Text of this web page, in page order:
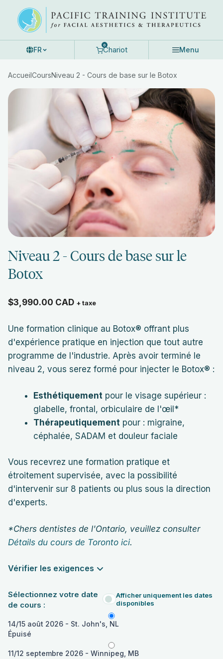
content
FR
0
Chariot Menu
AccueilCoursNiveau 2 - Cours de base sur le Botox
Niveau 2 - Cours de base sur le
Botox
$3,990.00 CAD + taxe
Une formation clinique au Botox® offrant plus
d'expérience pratique en injection que tout autre
programme de l'industrie. Après avoir terminé le
niveau 2, vous serez formé pour injecter le Botox® :
Esthétiquement pour le visage supérieur :
glabelle, frontal, orbiculaire de l'œil*
Thérapeutiquement pour : migraine,
céphalée, SADAM et douleur faciale
Vous recevrez une formation pratique et
étroitement supervisée, avec la possibilité
d'intervenir sur 8 patients ou plus sous la direction
d'experts.
*Chers dentistes de l'Ontario, veuillez consulter
Détails du cours de Toronto ici.
Vérifier les exigences
Sélectionnez votre date
de cours :
Afficher uniquement les dates
disponibles
14/15 août 2026 - St. John's, NL
Épuisé
11/12 septembre 2026 - Winnipeg, MB